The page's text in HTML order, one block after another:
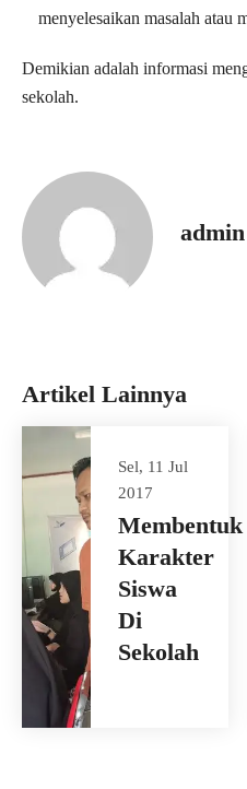
menyelesaikan masalah atau
Demikian adalah informasi
sekolah.
admin
Artikel Lainnya
Sel, 11 Jul
2017
Membentuk
Karakter
Siswa
Di
Sekolah